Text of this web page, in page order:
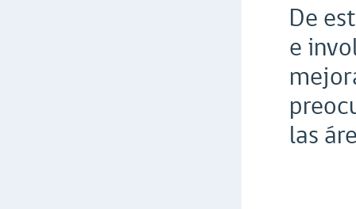
De
e
las